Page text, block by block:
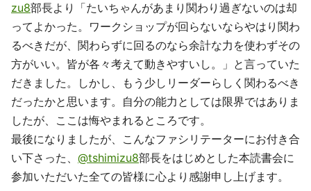
zu8部長より「たいちゃんがあまり関わり過ぎないのは却
ってよかった。ワークショップが回らないならやはり関わ
るべきだが、関わらずに回るのなら余計な力を使わずその
方がいい。皆が各々考えて動きやすいし。」と言っていた
だきました。しかし、もう少しリーダーらしく関わるべき
だったかと思います。自分の能力としては限界ではありま
したが、ここは悔やまれるところです。
最後になりましたが、こんなファシリテーターにお付き合
い下さった、 @tshimizu8部長をはじめとした本読書会に
参加いただいた全ての皆様に心より感謝申し上げます。